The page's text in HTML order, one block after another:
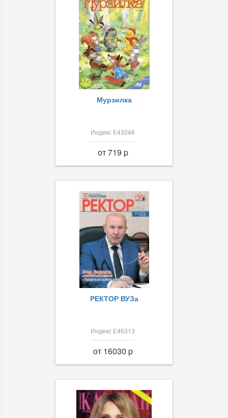
Мурзилка
Индекс Е43246
от 719 p
РЕКТОР ВУЗа
Индекс Е46313
от 16030 p